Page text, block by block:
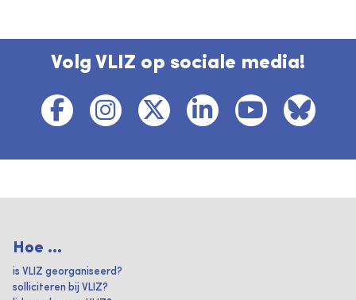
Volg VLIZ op sociale media!
Hoe ...
is VLIZ georganiseerd?
solliciteren bij VLIZ?